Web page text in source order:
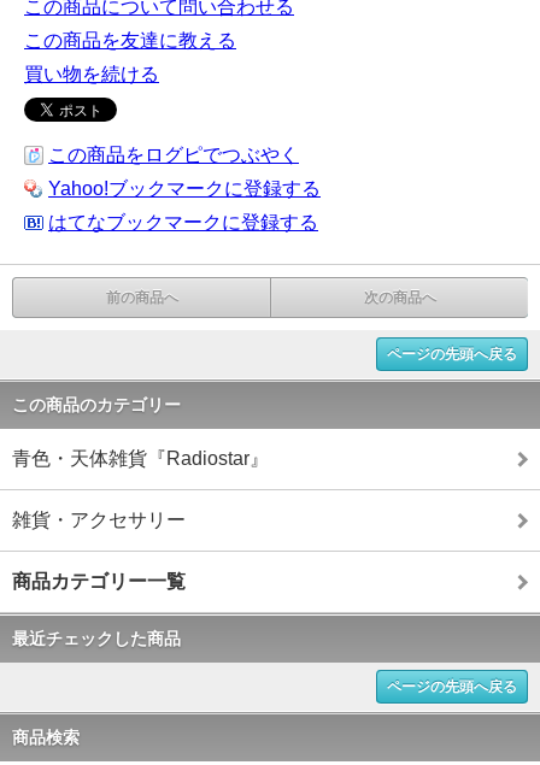
この商品について問い合わせる
この商品を友達に教える
買い物を続ける
この商品をログピでつぶやく
Yahoo!ブックマークに登録する
はてなブックマークに登録する
前の商品へ 次の商品へ
ページの先頭へ戻る
この商品のカテゴリー
青色・天体雑貨『Radiostar』
雑貨・アクセサリー
商品カテゴリー一覧
最近チェックした商品
ページの先頭へ戻る
商品検索